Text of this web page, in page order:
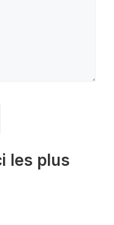
les plus